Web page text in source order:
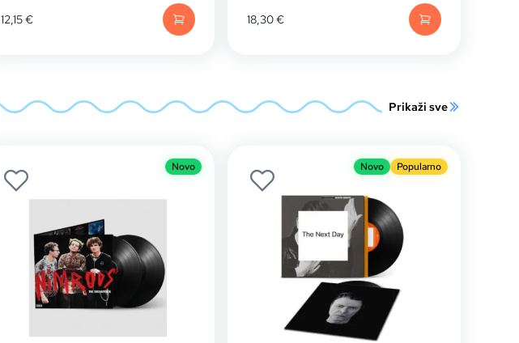
12,15€ 18,30€
Prikaži sve
Novo Novo Popularno